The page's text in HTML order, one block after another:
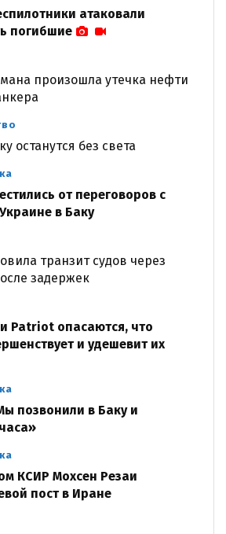
атаковали
погибшие
произошла утечка нефти
останутся без света
от переговоров с
в Баку
транзит судов через
задержек
Patriot опасаются, что
и удешевит их
позвонили в Баку и
КСИР Мохсен Резаи
пост в Иране